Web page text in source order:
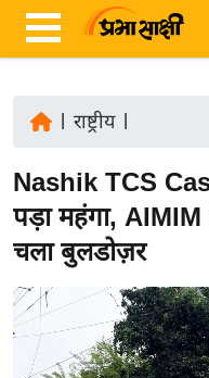
ज़ा
ख
र
रा
ष्ट्री
य
राष्ट्रीय|
Nashik TCS
पड़ा महंगा, AIMIM
चला बुलडोज़र